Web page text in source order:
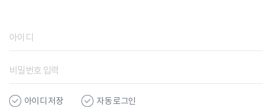
아이디 저장 자동 로그인